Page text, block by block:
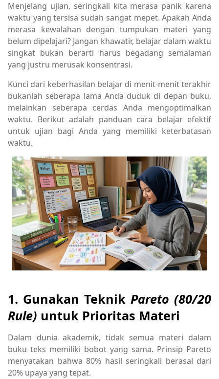
Menjelang ujian, seringkali kita merasa panik karena
waktu yang tersisa sudah sangat mepet. Apakah Anda
merasa kewalahan dengan tumpukan materi yang
belum dipelajari? Jangan khawatir, belajar dalam waktu
singkat bukan berarti harus begadang semalaman
yang justru merusak konsentrasi.
Kunci dari keberhasilan belajar di menit-menit terakhir
bukanlah seberapa lama Anda duduk di depan buku,
melainkan seberapa cerdas Anda mengoptimalkan
waktu. Berikut adalah panduan cara belajar efektif
untuk ujian bagi Anda yang memiliki keterbatasan
waktu.
1. Gunakan Teknik Pareto (80/20
Rule) untuk Prioritas Materi
Dalam dunia akademik, tidak semua materi dalam
buku teks memiliki bobot yang sama. Prinsip Pareto
menyatakan bahwa 80% hasil seringkali berasal dari
20% upaya yang tepat.